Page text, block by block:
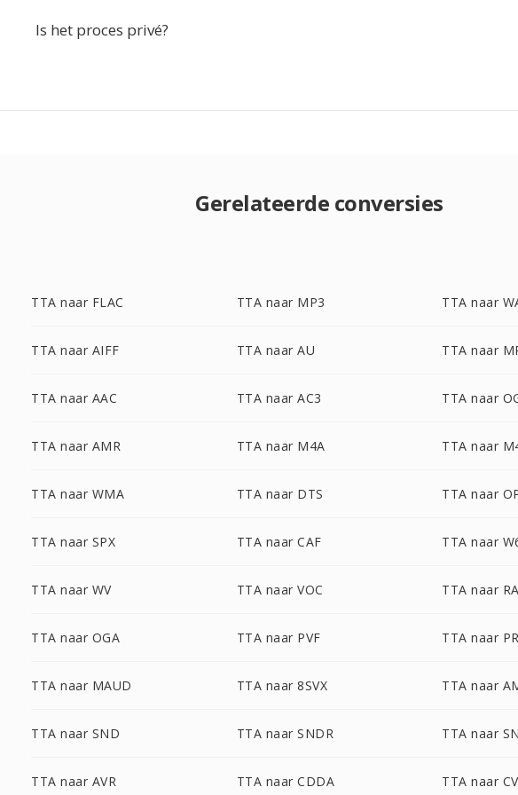
Is het proces privé?
Gerelateerde conversies
TTA naar FLAC TTA naar MP3 TTA naar
TTA naar AIFF TTA naar AU TTA naar
TTA naar AAC TTA naar AC3 TTA naar
TTA naar AMR TTA naar M4A TTA naar
TTA naar WMA TTA naar DTS TTA naar
TTA naar SPX TTA naar CAF TTA naar
TTA naar WV TTA naar VOC TTA naar RA
TTA naar OGA TTA naar PVF TTA naar
TTA naar MAUD TTA naar 8SVX TTA naar
TTA naar SND TTA naar SNDR TTA naar
TTA naar AVR TTA naar CDDA TTA naar